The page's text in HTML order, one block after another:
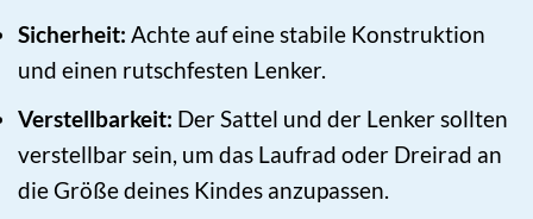
Sicherheit: Achte auf eine stabile Konstruktion
und einen rutschfesten Lenker.
Verstellbarkeit: Der Sattel und der Lenker sollten
verstellbar sein, um das Laufrad oder Dreirad an
die Größe deines Kindes anzupassen.